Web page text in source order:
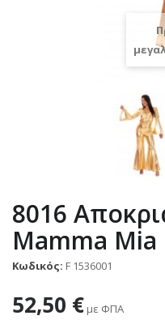
8016
Mamma Mia
Κωδικός: F 1536001
52,50 € με ΦΠΑ